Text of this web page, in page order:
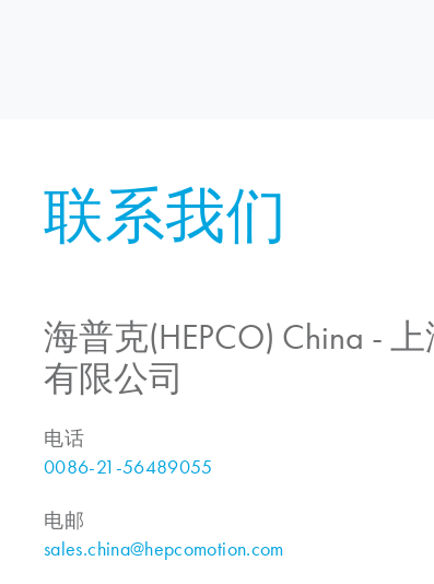
联系我们
海普克(HEPCO) China -
有限公司
电话
0086-21-56489055
电邮
sales.china@hepcomotion.com